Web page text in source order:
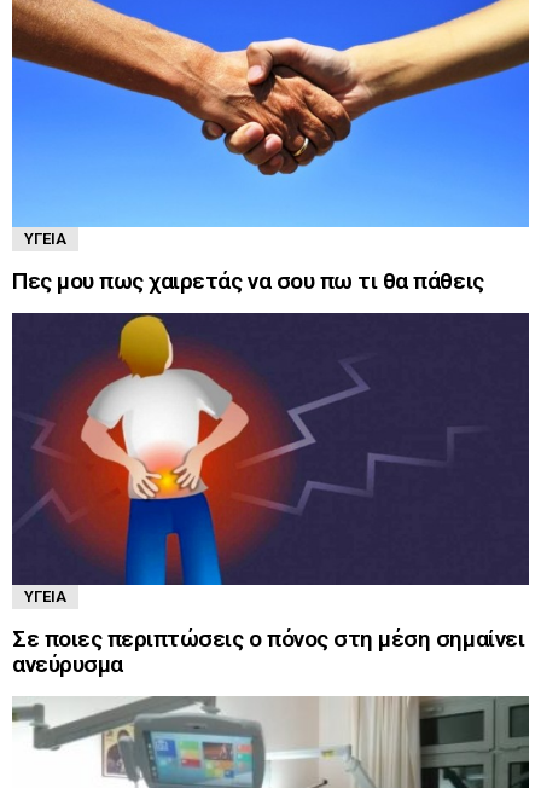
ΥΓΕΊΑ
Πες μου πως χαιρετάς να σου πω τι θα πάθεις
ΥΓΕΊΑ
Σε ποιες περιπτώσεις ο πόνος στη μέση σημαίνει
ανεύρυσμα